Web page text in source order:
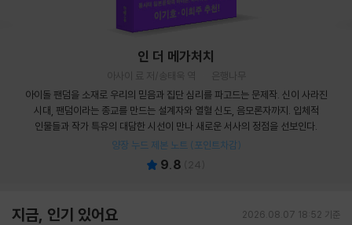
인 더 메가처치
아사이 료 저/송태욱 역
은행나무
아이돌 팬덤을 소재로 우리의 믿음과 집단 심리를 파고드는 문제작. 신이 사라진
시대, 팬덤이라는 종교를 만드는 설계자와 열혈 신도, 음모론자까지. 입체적
인물들과 작가 특유의 대담한 시선이 만나 새로운 서사의 정점을 선보인다.
양장 누드 제본 노트 (포인트차감)
9.8 24
지금, 인기 있어요 2026.08.07 18:52 기준